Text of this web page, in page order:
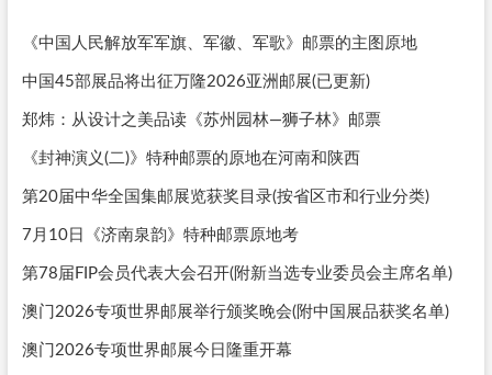
《中国人民解放军军旗、军徽、军歌》邮票的主图原地
中国45部展品将出征万隆2026亚洲邮展(已更新)
郑炜：从设计之美品读《苏州园林—狮子林》邮票
《封神演义(二)》特种邮票的原地在河南和陕西
第20届中华全国集邮展览获奖目录(按省区市和行业分类)
7月10日《济南泉韵》特种邮票原地考
第78届FIP会员代表大会召开(附新当选专业委员会主席名单)
澳门2026专项世界邮展举行颁奖晚会(附中国展品获奖名单)
澳门2026专项世界邮展今日隆重开幕